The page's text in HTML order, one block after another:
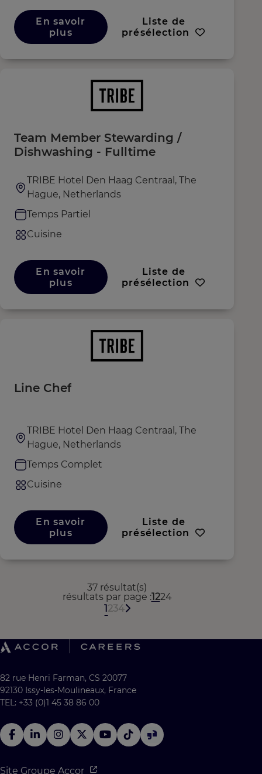
En savoir
plus
Liste de
présélection
Team Member Stewarding /
Dishwashing - Fulltime
TRIBE Hotel Den Haag Centraal, The
Hague, Netherlands
Temps Partiel
Cuisine
En savoir
plus
Liste de
présélection
Line Chef
TRIBE Hotel Den Haag Centraal, The
Hague, Netherlands
Temps Complet
Cuisine
En savoir
plus
Liste de
présélection
37 résultat(s)
1234
résultats par page 1224
82 rue Henri Farman, CS 20077
92130 Issy-les-Moulineaux, France
TEL: +33 (0)1 45 38 86 00
Site Groupe Accor